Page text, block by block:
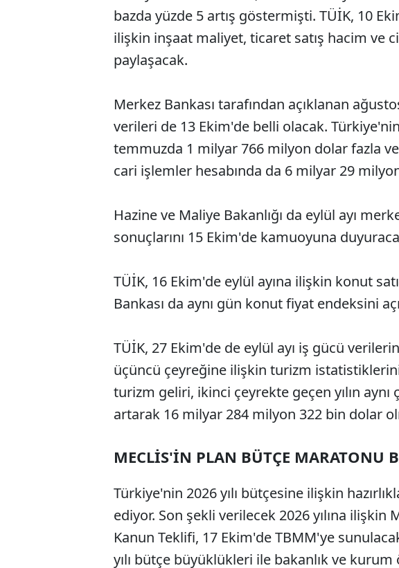
bazda yüzde 5 artış göstermişti. TÜİK, 10
ilişkin inşaat maliyet, ticaret satış hacim ve
paylaşacak.
Merkez Bankası tarafından açıklanan
verileri de 13 Ekim'de belli olacak.
temmuzda 1 milyar 766 milyon dolar fazla
cari işlemler hesabında da 6 milyar 29
Hazine ve Maliye Bakanlığı da eylül ayı
sonuçlarını 15 Ekim'de kamuoyuna
TÜİK, 16 Ekim'de eylül ayına ilişkin konut
Bankası da aynı gün konut fiyat endeksini
TÜİK, 27 Ekim'de de eylül ayı iş gücü
üçüncü çeyreğine ilişkin turizm
turizm geliri, ikinci çeyrekte geçen yılın
artarak 16 milyar 284 milyon 322 bin dolar
MECLİS'İN PLAN BÜTÇE MARATONU
Türkiye'nin 2026 yılı bütçesine ilişkin
ediyor. Son şekli verilecek 2026 yılına ilişkin
Kanun Teklifi, 17 Ekim'de TBMM'ye
yılı bütçe büyüklükleri ile bakanlık ve